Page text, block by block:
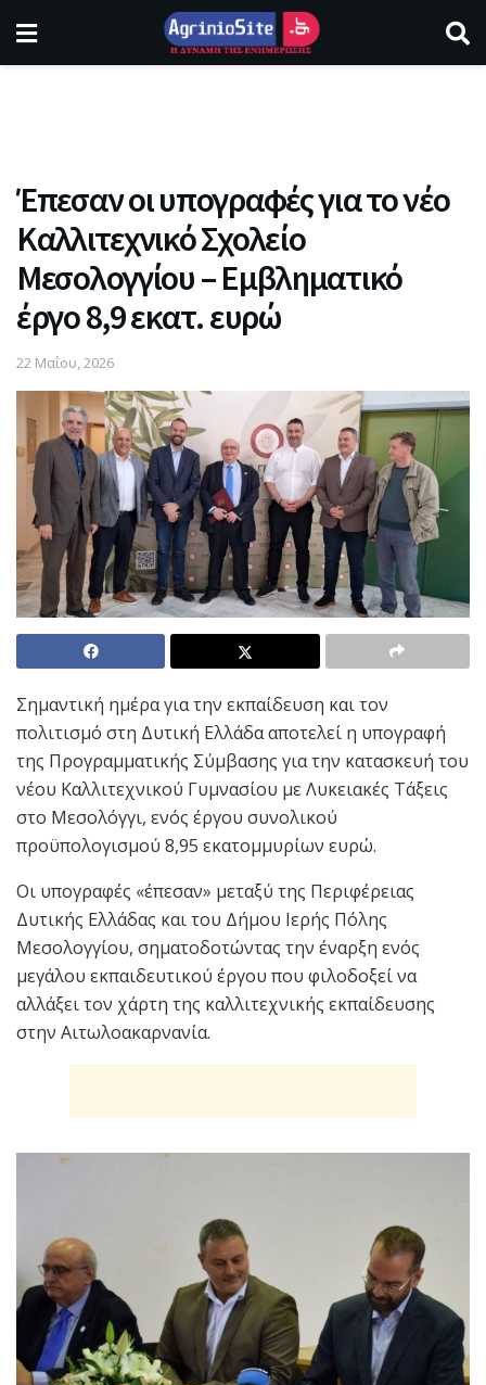
Έπεσαν οι υπογραφές για το νέο
Καλλιτεχνικό Σχολείο
Μεσολογγίου – Εμβληματικό
έργο 8,9 εκατ. ευρώ
22 Μαΐου, 2026
Σημαντική ημέρα για την εκπαίδευση και τον
πολιτισμό στη Δυτική Ελλάδα αποτελεί η υπογραφή
της Προγραμματικής Σύμβασης για την κατασκευή του
νέου Καλλιτεχνικού Γυμνασίου με Λυκειακές Τάξεις
στο Μεσολόγγι, ενός έργου συνολικού
προϋπολογισμού 8,95 εκατομμυρίων ευρώ.
Οι υπογραφές «έπεσαν» μεταξύ της Περιφέρειας
Δυτικής Ελλάδας και του Δήμου Ιερής Πόλης
Μεσολογγίου, σηματοδοτώντας την έναρξη ενός
μεγάλου εκπαιδευτικού έργου που φιλοδοξεί να
αλλάξει τον χάρτη της καλλιτεχνικής εκπαίδευσης
στην Αιτωλοακαρνανία.